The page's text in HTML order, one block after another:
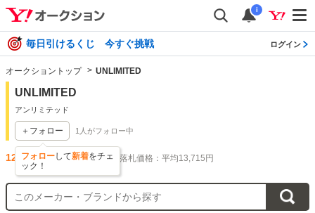
i
毎日引けるくじ 今すぐ挑戦 ログイン
オークショントップ UNLIMITED
UNLIMITED
アンリミテッド
＋フォロー
フォローして新着をチェ
ック！
1 人がフォロー中
125件出品されています 落札価格：平均13,715円